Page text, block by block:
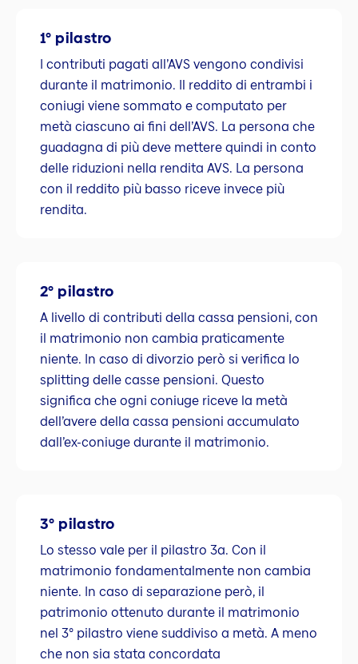
1° pilastro
I contributi pagati all’AVS vengono condivisi
durante il matrimonio. Il reddito di entrambi i
coniugi viene sommato e computato per
metà ciascuno ai fini dell’AVS. La persona che
guadagna di più deve mettere quindi in conto
delle riduzioni nella rendita AVS. La persona
con il reddito più basso riceve invece più
rendita.
2° pilastro
A livello di contributi della cassa pensioni, con
il matrimonio non cambia praticamente
niente. In caso di divorzio però si verifica lo
splitting delle casse pensioni. Questo
significa che ogni coniuge riceve la metà
dell’avere della cassa pensioni accumulato
dall’ex-coniuge durante il matrimonio.
3° pilastro
Lo stesso vale per il pilastro 3a. Con il
matrimonio fondamentalmente non cambia
niente. In caso di separazione però, il
patrimonio ottenuto durante il matrimonio
nel 3° pilastro viene suddiviso a metà. A meno
che non sia stata concordata